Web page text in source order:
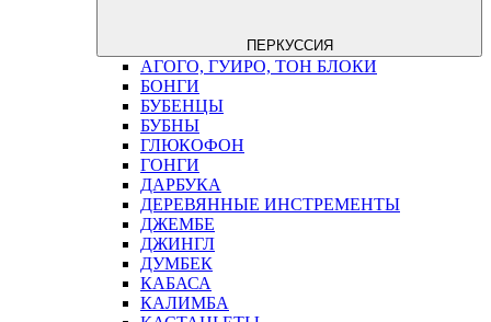
ПЕРКУССИЯ
АГОГО, ГУИРО, ТОН БЛОКИ
БОНГИ
БУБЕНЦЫ
БУБНЫ
ГЛЮКОФОН
ГОНГИ
ДАРБУКА
ДЕРЕВЯННЫЕ ИНСТРЕМЕНТЫ
ДЖЕМБЕ
ДЖИНГЛ
ДУМБЕК
КАБАСА
КАЛИМБА